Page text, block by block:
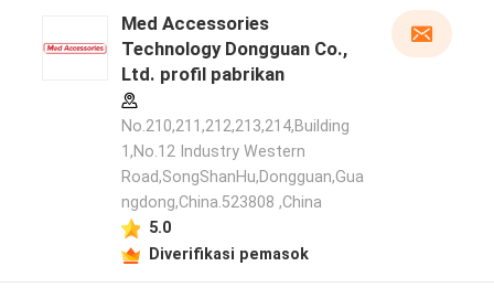
Med Accessories
Technology Dongguan Co.,
Ltd. profil pabrikan
No.210,211,212,213,214,Building
1,No.12 Industry Western
Road,SongShanHu,Dongguan,Gua
ngdong,China.523808 ,China
5.0
Diverifikasi pemasok